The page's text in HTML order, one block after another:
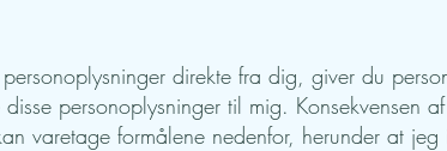
direkte fra dig, giver du
personoplysninger til mig. Konsekvensen
varetage formålene nedenfor, herunder at